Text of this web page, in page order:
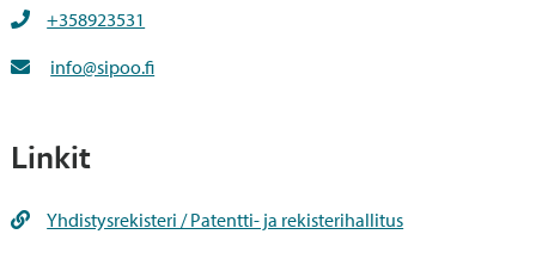
+358923531
info@sipoo.fi
Linkit
Yhdistysrekisteri / Patentti- ja rekisterihallitus